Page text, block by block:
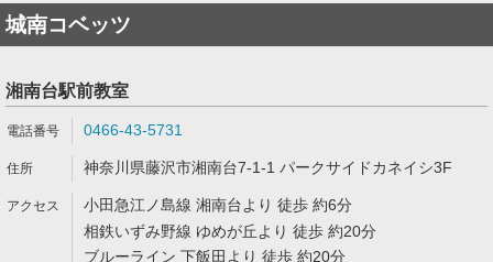
城南コベッツ
湘南台駅前教室
0466-43-5731
神奈川県藤沢市湘南台7-1-1 パークサイドカネイシ3F
小田急江ノ島線 湘南台より 徒歩 約6分
相鉄いずみ野線 ゆめが丘より 徒歩 約20分
ブルーライン 下飯田より 徒歩 約20分